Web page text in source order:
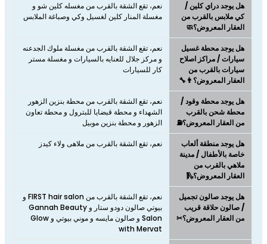
هل يوجد دراي كلين /
كي ملابس بالقرب من
العقار المعروض؟🧼
نعم، تقع الشقة بالقرب من مغسله كلين شو و
مغسلة المنار كلين لغسيل وكي وصباغة الملابس
هل يوجد محطة غسيل
سيارات / مراكز اصلاح
سيارات بالقرب من
العقار المعروض؟👨‍🔧
نعم، تقع الشقة بالقرب من مغسلة ملوك الجدعنه
و مركز جلال للعنايه بالسيارات و مغسلة مستر
كار للسيارات
هل يوجد محطة وقود /
محطة شحن بالقرب
من العقار المعروض؟⛽
نعم، تقع الشقة بالقرب من محطة بنزين الزهور
الشهداء و محطة قبضايا للبترول و محطة تعاون
الزهور و محطة بنزين موبيل
هل يوجد منطقة ألعاب
خاصة بالأطفال / مدينة
ملاهي بالقرب من
العقار المعروض؟🛝
نعم، تقع الشقة بالقرب من ملاهى ولاء كيدز
هل يوجد صالون تجميل
/ صالون حلاقة قريب
من العقار المعروض؟✂
نعم، تقع الشقة بالقرب من FIRST hair salon و
بيوتي صالون دودو ستار و Gannah Beauty
Salon و صالون مايسه و موني بيوتي و Glow
with Mervat